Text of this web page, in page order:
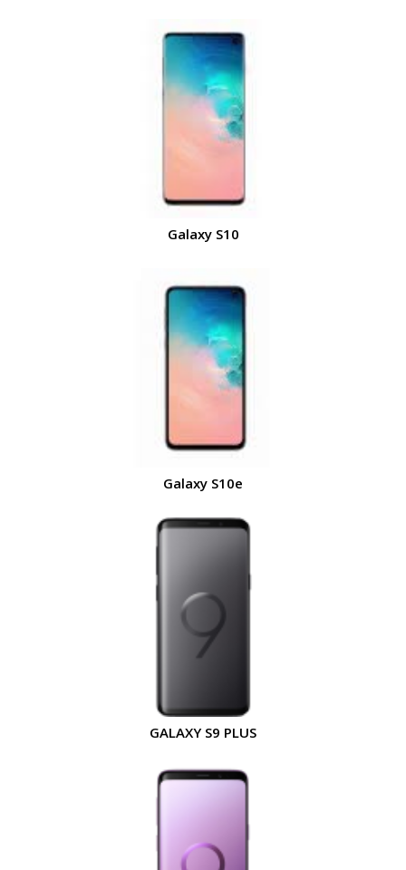
Galaxy S10
Galaxy S10e
GALAXY S9 PLUS